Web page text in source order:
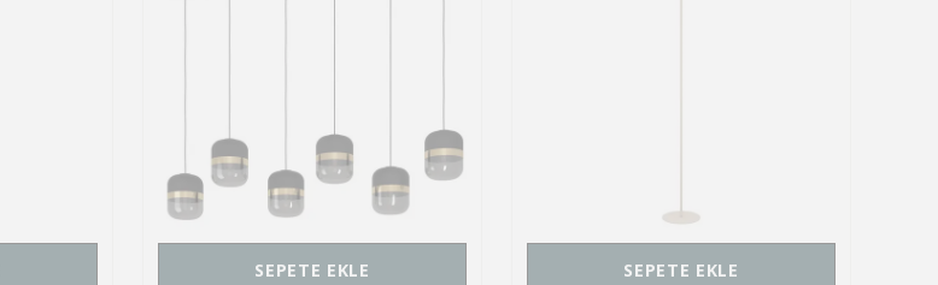
SEPETE EKLE SEPETE EKLE